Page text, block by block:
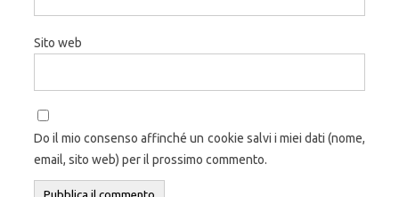
Sito web
Do il mio consenso affinché un cookie salvi i miei dati (nome,
email, sito web) per il prossimo commento.